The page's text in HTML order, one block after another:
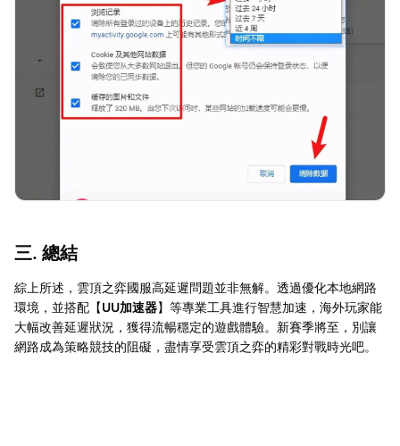
三. 總結
綜上所述，雲頂之弈國服高延遲問題並非無解。透過優化本地網路
環境，並搭配【UU加速器】等專業工具進行智慧加速，海外玩家能
大幅改善延遲狀況，獲得流暢穩定的遊戲體驗。新賽季將至，別讓
網路成為策略競技的阻礙，盡情享受雲頂之弈的精彩對戰時光吧。